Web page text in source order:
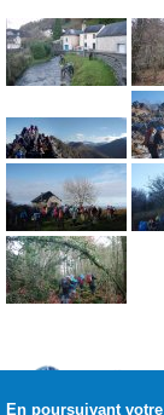
En poursuivant